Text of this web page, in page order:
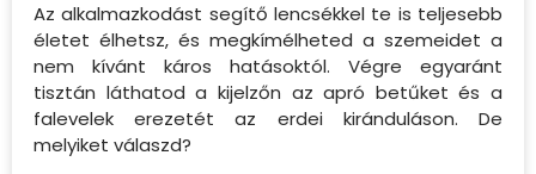
Az alkalmazkodást segítő lencsékkel te is teljesebb
életet élhetsz, és megkímélheted a szemeidet a
nem kívánt káros hatásoktól. Végre egyaránt
tisztán láthatod a kijelzőn az apró betűket és a
falevelek erezetét az erdei kiránduláson. De
melyiket válaszd?